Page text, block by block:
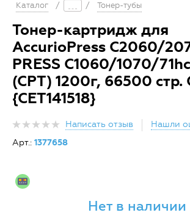
Каталог / / Тонер-тубы
Тонер-картридж для
AccurioPress C2060/
PRESS C1060/1070/
(CPT) 1200г, 66500 стр.
{CET141518}
Написать отзыв
Нашли
Арт.: 1377658
Нет в наличии